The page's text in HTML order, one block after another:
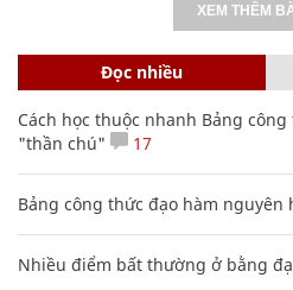
XEM THÊM
Đọc nhiều
Cách học thuộc nhanh Bảng
"thần chú"
17
Bảng công thức đạo hàm nguyên
Nhiều điểm bất thường ở bằng